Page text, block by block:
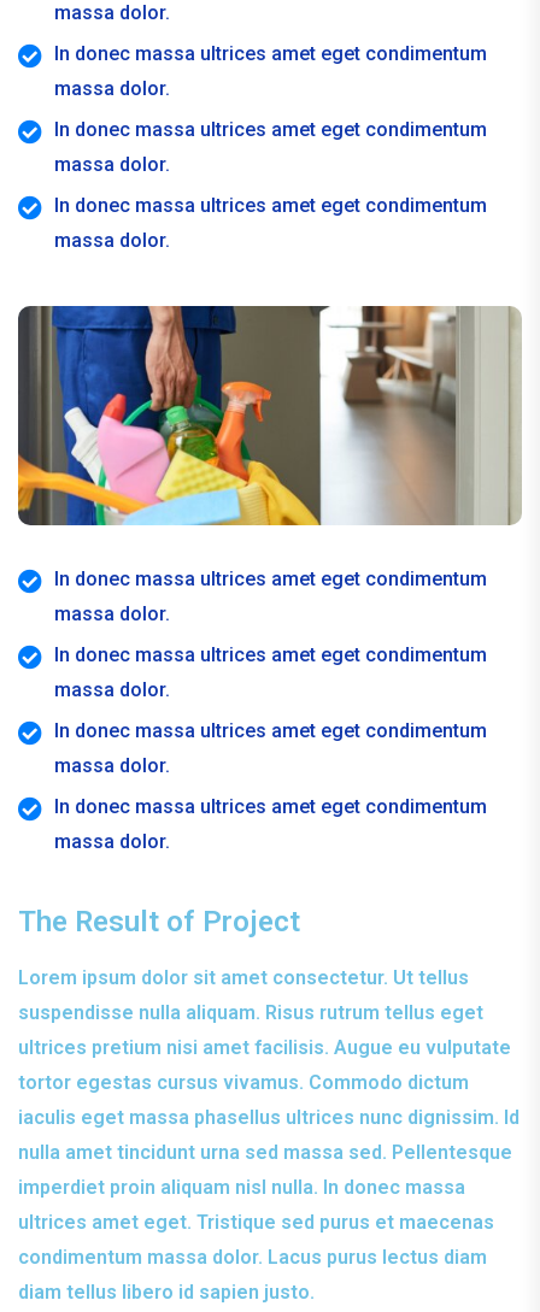
massa dolor.
In donec massa ultrices amet eget condimentum
massa dolor.
In donec massa ultrices amet eget condimentum
massa dolor.
In donec massa ultrices amet eget condimentum
massa dolor.
In donec massa ultrices amet eget condimentum
massa dolor.
In donec massa ultrices amet eget condimentum
massa dolor.
In donec massa ultrices amet eget condimentum
massa dolor.
In donec massa ultrices amet eget condimentum
massa dolor.
The Result of Project
Lorem ipsum dolor sit amet consectetur. Ut tellus
suspendisse nulla aliquam. Risus rutrum tellus eget
ultrices pretium nisi amet facilisis. Augue eu vulputate
tortor egestas cursus vivamus. Commodo dictum
iaculis eget massa phasellus ultrices nunc dignissim. Id
nulla amet tincidunt urna sed massa sed. Pellentesque
imperdiet proin aliquam nisl nulla. In donec massa
ultrices amet eget. Tristique sed purus et maecenas
condimentum massa dolor. Lacus purus lectus diam
diam tellus libero id sapien justo.